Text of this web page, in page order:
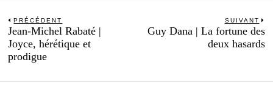
Navigation
de
l’article
PRÉCÉDENT
Previous
post:
Jean-Michel Rabaté |
Joyce, hérétique et
prodigue
SUIVANT
Guy Dana | La fortune des
deux hasards